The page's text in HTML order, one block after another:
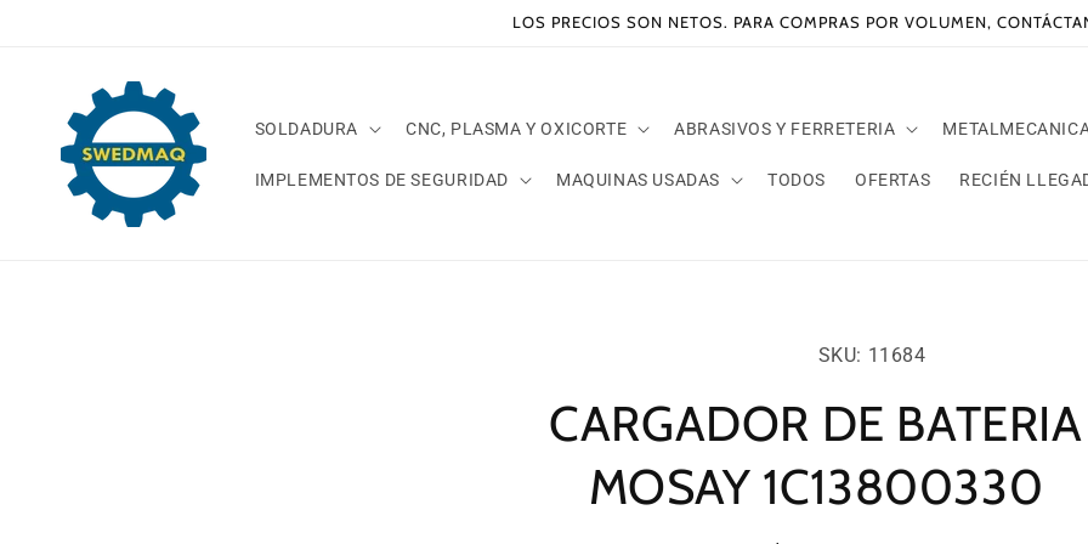
LOS PRECIOS SON NETOS. PARA COMPRAS POR VOLUMEN,
SOLDADURA CNC, PLASMA Y OXICORTE ABRASIVOS Y FERRETERIA
IMPLEMENTOS DE SEGURIDAD MAQUINAS USADAS TODOS OFERTAS RECIÉN
SKU: 11684
CARGADOR DE BATERIA
MOSAY 1C13800330